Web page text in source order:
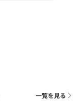
一覧を見る